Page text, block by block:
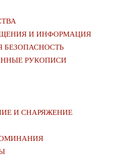
И ИНФОРМАЦИЯ
РУКОПИСИ
И СНАРЯЖЕНИЕ